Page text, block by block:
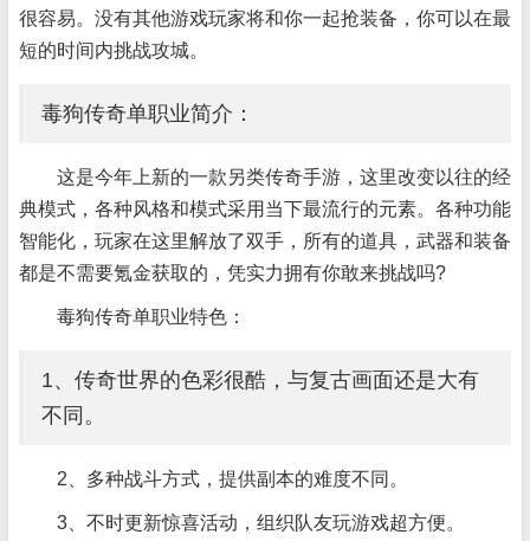
很容易。没有其他游戏玩家将和你一起抢装备，你可以在最
短的时间内挑战攻城。
毒狗传奇单职业简介：
这是今年上新的一款另类传奇手游，这里改变以往的经
典模式，各种风格和模式采用当下最流行的元素。各种功能
智能化，玩家在这里解放了双手，所有的道具，武器和装备
都是不需要氪金获取的，凭实力拥有你敢来挑战吗?
毒狗传奇单职业特色：
1、传奇世界的色彩很酷，与复古画面还是大有
不同。
2、多种战斗方式，提供副本的难度不同。
3、不时更新惊喜活动，组织队友玩游戏超方便。